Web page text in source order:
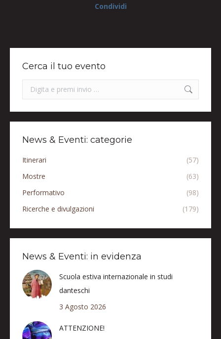
Condividi
Cerca il tuo evento
Search:
News & Eventi: categorie
Itinerari
(57)
Mostre
(63)
Performativo
(98)
Ricerche e divulgazioni
(179)
News & Eventi: in evidenza
Scuola estiva internazionale in studi
danteschi
3 Agosto 2026
ATTENZIONE!